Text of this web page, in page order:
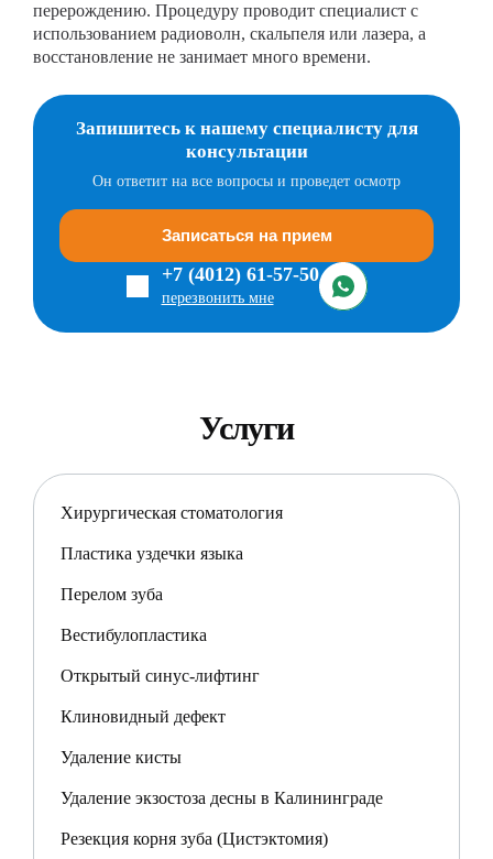
перерождению. Процедуру проводит специалист с
использованием радиоволн, скальпеля или лазера, а
восстановление не занимает много времени.
Запишитесь к нашему специалисту для
консультации
Он ответит на все вопросы и проведет осмотр
Записаться на прием
+7 (4012) 61-57-50
перезвонить мне
Услуги
Хирургическая стоматология
Пластика уздечки языка
Перелом зуба
Вестибулопластика
Открытый синус-лифтинг
Клиновидный дефект
Удаление кисты
Удаление экзостоза десны в Калининграде
Резекция корня зуба (Цистэктомия)